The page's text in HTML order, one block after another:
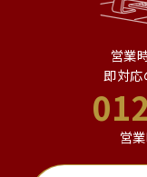
営業
即対応
営